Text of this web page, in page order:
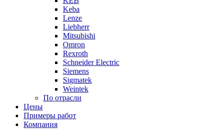
Keba
Lenze
Liebherr
Mitsubishi
Omron
Rexroth
Schneider Electric
Siemens
Sigmatek
Weintek
По отрасли
Цены
Примеры работ
Компания